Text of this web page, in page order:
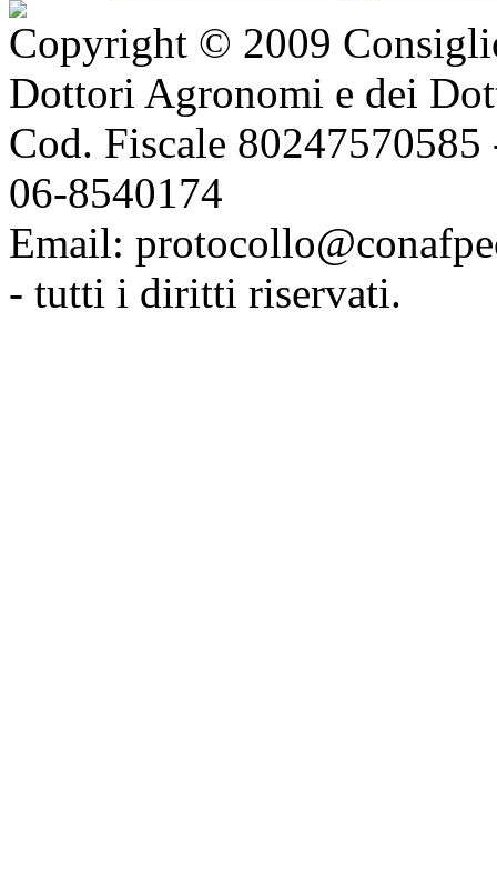
Copyright © 2009
Dottori Agronomi e dei
Cod. Fiscale
06-8540174
Email:
- tutti i diritti riservati.